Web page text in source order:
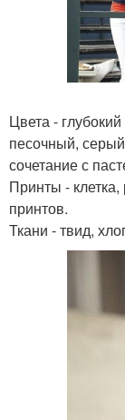
Цвета -
песочный,
сочетание с
Принты -
принтов.
Ткани - твид,